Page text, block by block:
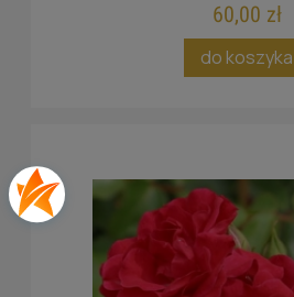
60,00 zł
do koszyka